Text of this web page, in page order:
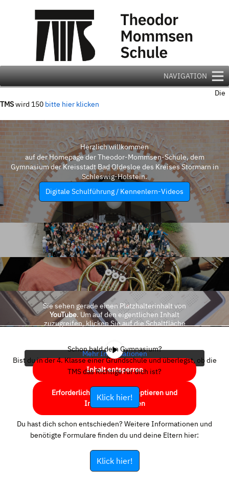
NAVIGATION
Die
TMSwird 150 bitte hier klicken
Herzlich willkommen
auf der Homepage der Theodor-Mommsen-Schule, dem
Gymnasium der Kreisstadt Bad Oldesloe des Kreises Stormarn in
Schleswig-Holstein.
Digitale Schulführung / Kennenlern-Videos
Sie sehen gerade einen Platzhalterinhalt von
YouTube. Um auf den eigentlichen Inhalt
zuzugreifen, klicken Sie auf die Schaltfläche
Mehr Informationen
Inhalt entsperren
Erforderlichen Service akzeptieren und
Inhalte entsperren
Schon bald dein Gymnasium?
Bist du in der 4. Klasse einer Grundschule und überlegst, ob die
TMS das Richtige für dich ist?
Klick hier!
Du hast dich schon entschieden? Weitere Informationen und
benötigte Formulare finden du und deine Eltern hier:
Klick hier!